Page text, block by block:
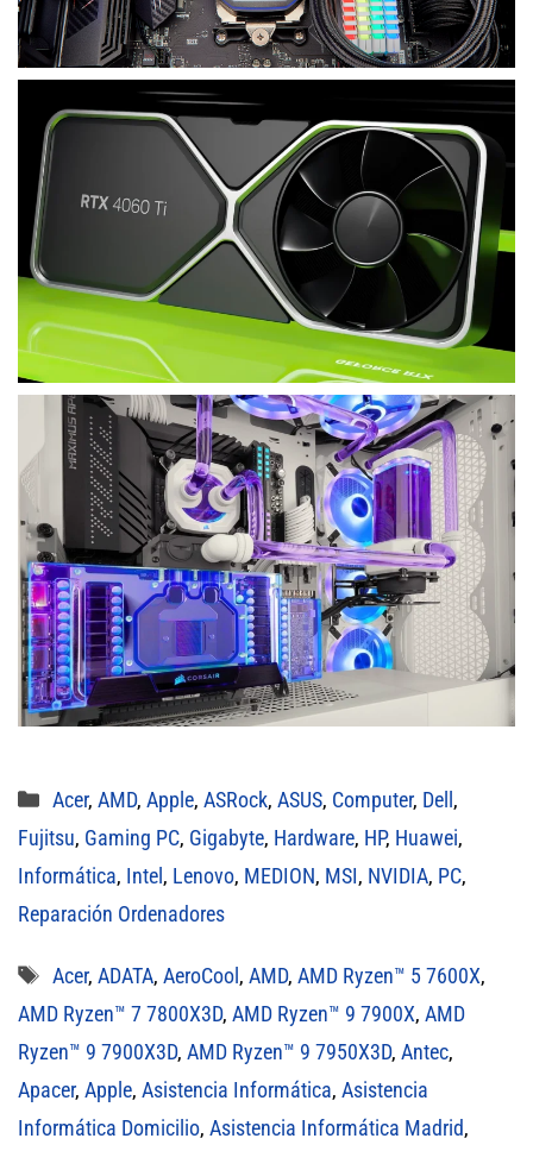
Categorías
Acer, AMD, Apple, ASRock, ASUS, Computer, Dell,
Fujitsu, Gaming PC, Gigabyte, Hardware, HP, Huawei,
Informática, Intel, Lenovo, MEDION, MSI, NVIDIA, PC,
Reparación Ordenadores
Etiquetas
Acer, ADATA, AeroCool, AMD, AMD Ryzen™ 5 7600X,
AMD Ryzen™ 7 7800X3D, AMD Ryzen™ 9 7900X, AMD
Ryzen™ 9 7900X3D, AMD Ryzen™ 9 7950X3D, Antec,
Apacer, Apple, Asistencia Informática, Asistencia
Informática Domicilio, Asistencia Informática Madrid,